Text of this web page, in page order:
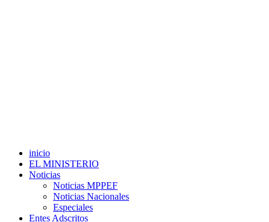
inicio
EL MINISTERIO
Noticias
Noticias MPPEF
Noticias Nacionales
Especiales
Entes Adscritos